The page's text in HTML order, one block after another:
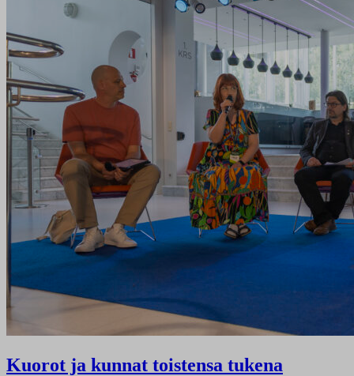
Kuorot ja kunnat toistensa tukena